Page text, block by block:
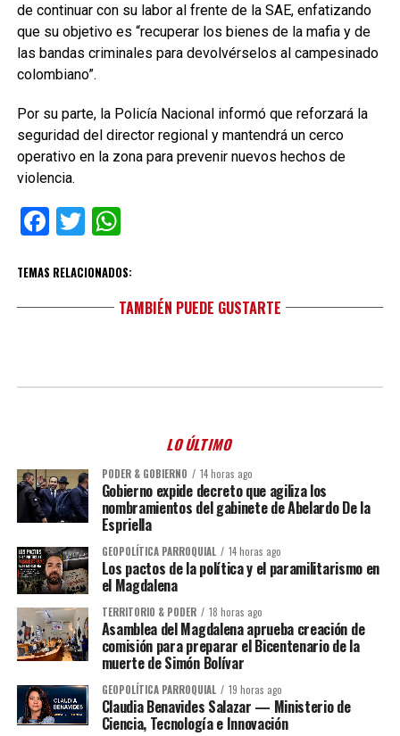
de continuar con su labor al frente de la SAE, enfatizando
que su objetivo es “recuperar los bienes de la mafia y de
las bandas criminales para devolvérselos al campesinado
colombiano”.
Por su parte, la Policía Nacional informó que reforzará la
seguridad del director regional y mantendrá un cerco
operativo en la zona para prevenir nuevos hechos de
violencia.
Facebook
TwitterWhatsApp
TEMAS RELACIONADOS:
TAMBIÉN PUEDE GUSTARTE
LO ÚLTIMO
PODER & GOBIERNO 14 horas ago
Gobierno expide decreto que agiliza los
nombramientos del gabinete de Abelardo De la
Espriella
GEOPOLÍTICA PARROQUIAL 14 horas ago
Los pactos de la política y el paramilitarismo en
el Magdalena
TERRITORIO & PODER 18 horas ago
Asamblea del Magdalena aprueba creación de
comisión para preparar el Bicentenario de la
muerte de Simón Bolívar
GEOPOLÍTICA PARROQUIAL 19 horas ago
Claudia Benavides Salazar — Ministerio de
Ciencia, Tecnología e Innovación